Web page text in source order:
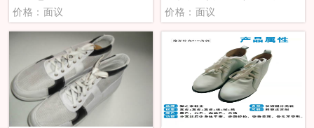
价格：面议 价格：面议